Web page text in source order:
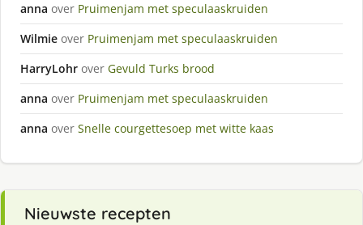
anna over Pruimenjam met speculaaskruiden
Wilmie over Pruimenjam met speculaaskruiden
HarryLohr over Gevuld Turks brood
anna over Pruimenjam met speculaaskruiden
anna over Snelle courgettesoep met witte kaas
Nieuwste recepten